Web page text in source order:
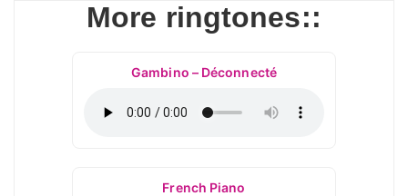
More ringtones::
Gambino – Déconnecté
French Piano